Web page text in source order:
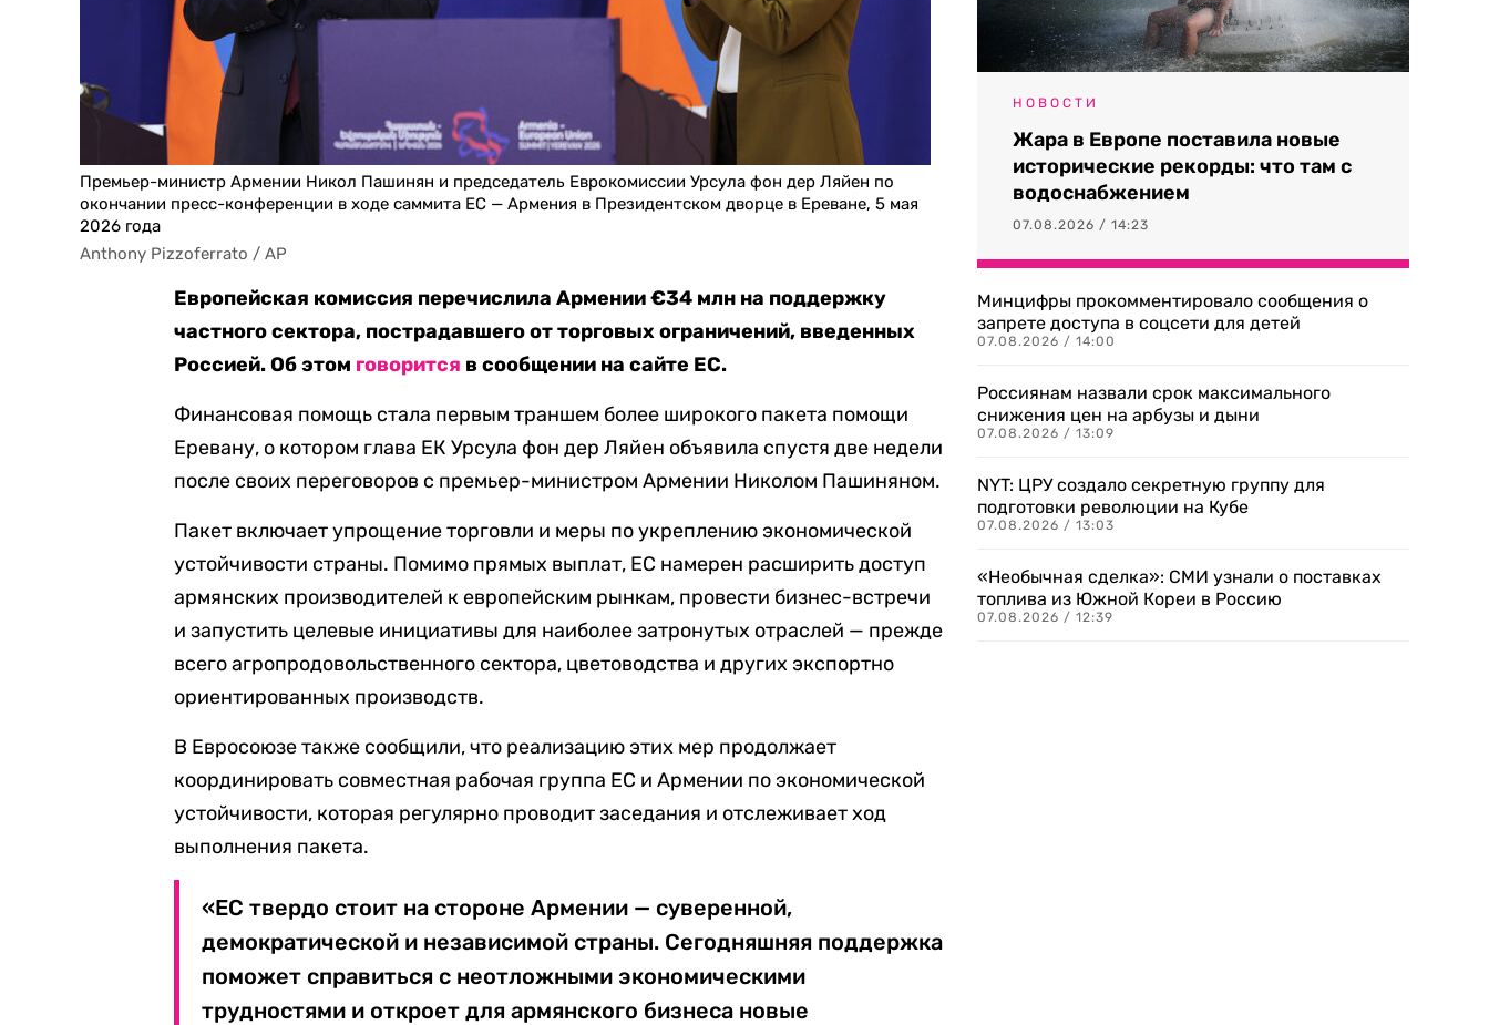
Премьер-министр Армении Никол Пашинян и председатель Еврокомиссии Урсула фон дер Ляйен по
окончании пресс-конференции в ходе саммита ЕС — Армения в Президентском дворце в Ереване, 5 мая
2026 года
Anthony Pizzoferrato / AP
Европейская комиссия перечислила Армении €34 млн на поддержку
частного сектора, пострадавшего от торговых ограничений, введенных
Россией. Об этом говорится в сообщении на сайте ЕС.
Финансовая помощь стала первым траншем более широкого пакета помощи
Еревану, о котором глава ЕК Урсула фон дер Ляйен объявила спустя две недели
после своих переговоров с премьер-министром Армении Николом Пашиняном.
Пакет включает упрощение торговли и меры по укреплению экономической
устойчивости страны. Помимо прямых выплат, ЕС намерен расширить доступ
армянских производителей к европейским рынкам, провести бизнес-встречи
и запустить целевые инициативы для наиболее затронутых отраслей — прежде
всего агропродовольственного сектора, цветоводства и других экспортно
ориентированных производств.
В Евросоюзе также сообщили, что реализацию этих мер продолжает
координировать совместная рабочая группа ЕС и Армении по экономической
устойчивости, которая регулярно проводит заседания и отслеживает ход
выполнения пакета.
«ЕС твердо стоит на стороне Армении — суверенной,
демократической и независимой страны. Сегодняшняя поддержка
поможет справиться с неотложными экономическими
трудностями и откроет для армянского бизнеса новые
НОВОСТИ
Жара в Европе поставила новые
исторические рекорды: что там с
водоснабжением
07.08.2026 / 14:23
Минцифры прокомментировало сообщения о
запрете доступа в соцсети для детей
07.08.2026 / 14:00
Россиянам назвали срок максимального
снижения цен на арбузы и дыни
07.08.2026 / 13:09
NYT: ЦРУ создало секретную группу для
подготовки революции на Кубе
07.08.2026 / 13:03
«Необычная сделка»: СМИ узнали о поставках
топлива из Южной Кореи в Россию
07.08.2026 / 12:39